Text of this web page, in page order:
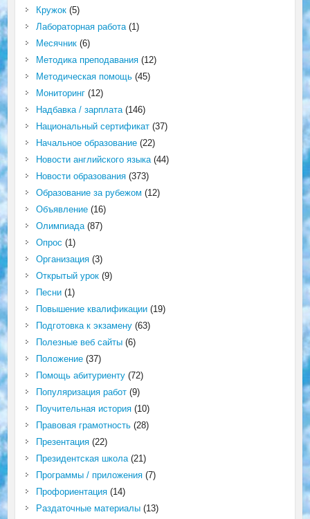
Кружок(5)
Лабораторная работа(1)
Месячник(6)
Методика преподавания(12)
Методическая помощь(45)
Мониторинг(12)
Надбавка / зарплата(146)
Национальный сертификат(37)
Начальное образование(22)
Новости английского языка(44)
Новости образования(373)
Образование за рубежом (12)
Объявление(16)
Олимпиада(87)
Опрос (1)
Организация(3)
Открытый урок(9)
Песни(1)
Повышение квалификации(19)
Подготовка к экзамену(63)
Полезные веб сайты(6)
Положение(37)
Помощь абитуриенту(72)
Популяризация работ(9)
Поучительная история(10)
Правовая грамотность(28)
Презентация(22)
Президентская школа(21)
Программы / приложения(7)
Профориентация(14)
Раздаточные материалы(13)